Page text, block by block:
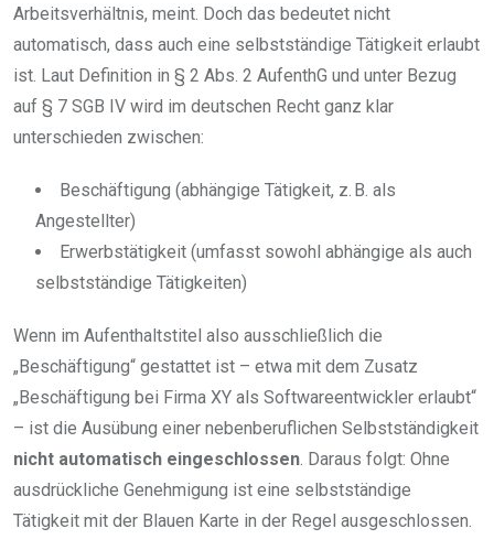
Arbeitsverhältnis, meint. Doch das bedeutet nicht
automatisch, dass auch eine selbstständige Tätigkeit erlaubt
ist. Laut Definition in § 2 Abs. 2 AufenthG und unter Bezug
auf § 7 SGB IV wird im deutschen Recht ganz klar
unterschieden zwischen:
Beschäftigung (abhängige Tätigkeit, z. B. als
Angestellter)
Erwerbstätigkeit (umfasst sowohl abhängige als auch
selbstständige Tätigkeiten)
Wenn im Aufenthaltstitel also ausschließlich die
„Beschäftigung“ gestattet ist – etwa mit dem Zusatz
„Beschäftigung bei Firma XY als Softwareentwickler erlaubt“
– ist die Ausübung einer nebenberuflichen Selbstständigkeit
nicht automatisch eingeschlossen. Daraus folgt: Ohne
ausdrückliche Genehmigung ist eine selbstständige
Tätigkeit mit der Blauen Karte in der Regel ausgeschlossen.